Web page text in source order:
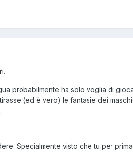
probabilmente ha solo voglia di
(ed è vero) le fantasie dei
Specialmente visto che tu per